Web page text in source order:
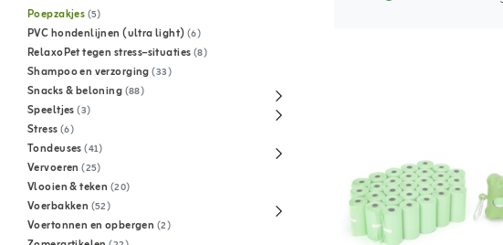
Poepzakjes(5)
PVC hondenlijnen (ultra light)(6)
RelaxoPet tegen stress–situaties(8)
Shampoo en verzorging(33)
Snacks & beloning(88)
Speeltjes(3)
Stress(6)
Tondeuses(41)
Vervoeren(25)
Vlooien & teken (20)
Voerbakken (52)
Voertonnen en opbergen (2)